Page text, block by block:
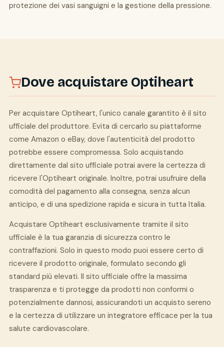
protezione dei vasi sanguigni e la gestione della pressione.
Dove acquistare Optiheart
Per acquistare Optiheart, l'unico canale garantito è il sito
ufficiale del produttore. Evita di cercarlo su piattaforme
come Amazon o eBay, dove l'autenticità del prodotto
potrebbe essere compromessa. Solo acquistando
direttamente dal sito ufficiale potrai avere la certezza di
ricevere l'Optiheart originale. Inoltre, potrai usufruire della
comodità del pagamento alla consegna, senza alcun
anticipo, e di una spedizione rapida e sicura in tutta Italia.
Acquistare Optiheart esclusivamente tramite il sito
ufficiale è la tua garanzia di sicurezza contro le
contraffazioni. Solo in questo modo puoi essere certo di
ricevere il prodotto originale, formulato secondo gli
standard più elevati. Il sito ufficiale offre la massima
trasparenza e ti protegge da prodotti non conformi o
potenzialmente dannosi, assicurandoti un acquisto sereno
e la certezza di utilizzare un integratore efficace per la tua
salute cardiovascolare.